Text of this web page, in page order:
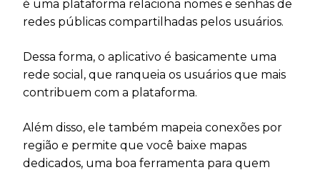
é uma plataforma relaciona nomes e senhas de
redes públicas compartilhadas pelos usuários.
Dessa forma, o aplicativo é basicamente uma
rede social, que ranqueia os usuários que mais
contribuem com a plataforma.
Além disso, ele também mapeia conexões por
região e permite que você baixe mapas
dedicados, uma boa ferramenta para quem